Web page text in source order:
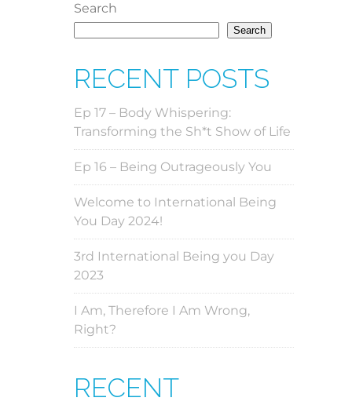
Search
Search
RECENT POSTS
Ep 17 – Body Whispering:
Transforming the Sh*t Show of Life
Ep 16 – Being Outrageously You
Welcome to International Being
You Day 2024!
3rd International Being you Day
2023
I Am, Therefore I Am Wrong,
Right?
RECENT